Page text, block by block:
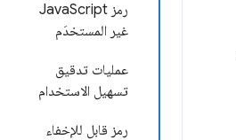
رمز JavaScript
غير المستخدَم
عمليات تدقيق
تسهيل الاستخدام
رمز قابل للإخفاء